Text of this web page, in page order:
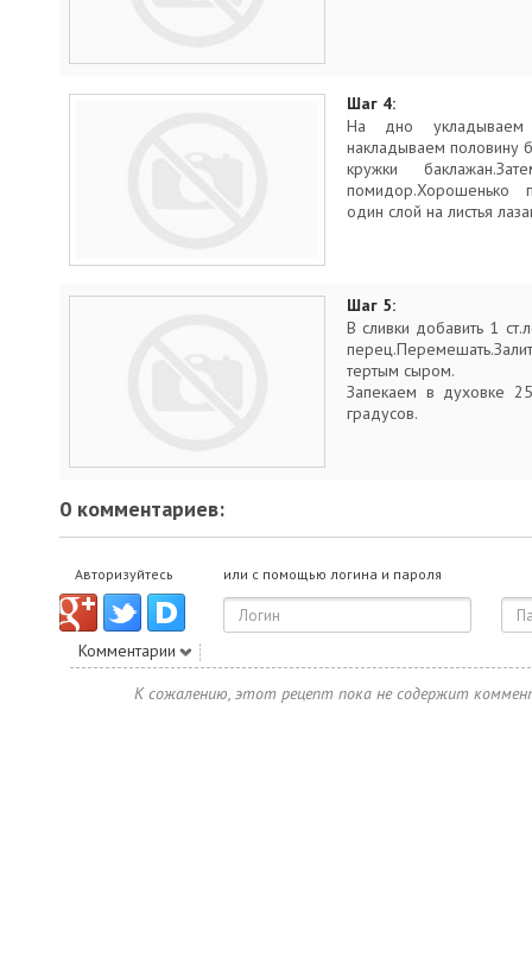
Шаг 4:
На дно укладываем
накладываем половину
кружки
помидор.Хорошенько
один слой на листья
Шаг 5:
В сливки добавить 1
тертым сыром.
Запекаем в духовке
градусов.
0 комментариев:
Авторизуйтесь или с помощью логина и пароля
Комментарии
К сожалению, этот рецепт пока не содержит